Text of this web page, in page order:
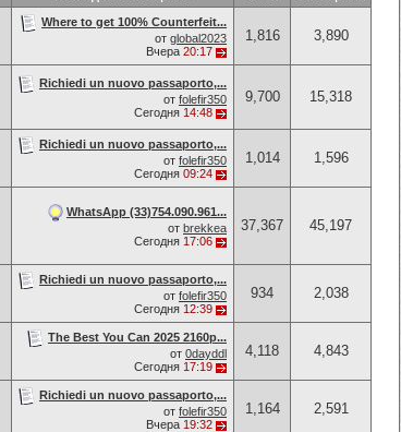
Where to get 100% Counterfeit...
от global2023
Вчера 20:17
1,816 3,890
Richiedi un nuovo passaporto,...
от folefir350
Сегодня 14:48
9,700 15,318
Richiedi un nuovo passaporto,...
от folefir350
Сегодня 09:24
1,014 1,596
WhatsApp (33)754.090.961...
от brekkea
Сегодня 17:06
37,367 45,197
Richiedi un nuovo passaporto,...
от folefir350
Сегодня 12:39
934 2,038
The Best You Can 2025 2160p...
от 0dayddl
Сегодня 17:19
4,118 4,843
Richiedi un nuovo passaporto,...
от folefir350
Вчера 19:32
1,164 2,591